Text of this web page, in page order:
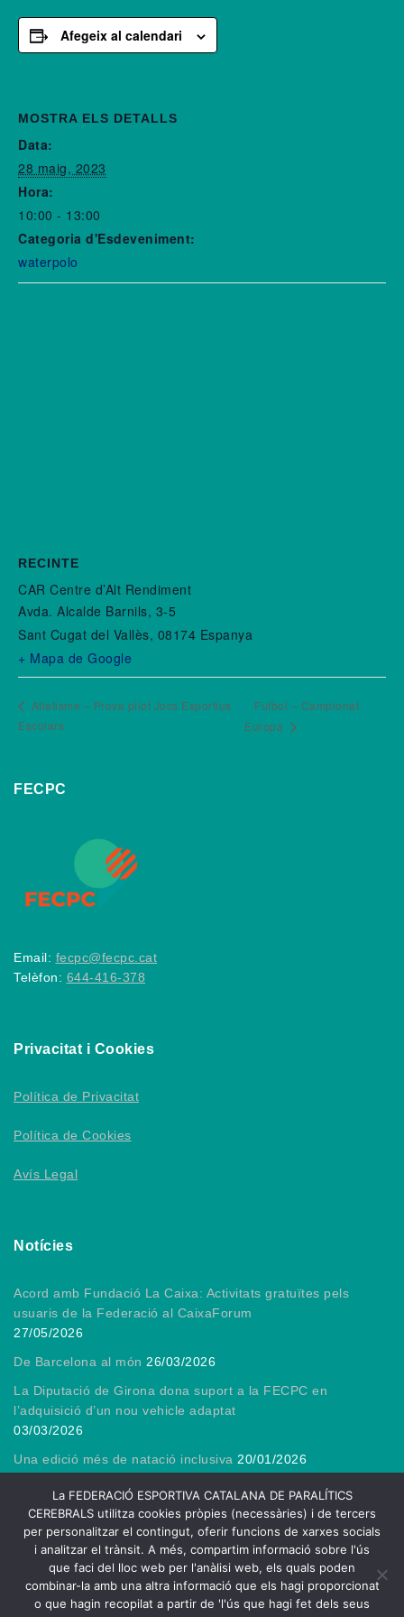
Afegeix al calendari
MOSTRA ELS DETALLS
Data:
28 maig, 2023
Hora:
10:00 - 13:00
Categoria d'Esdeveniment:
waterpolo
RECINTE
CAR Centre d’Alt Rendiment
Avda. Alcalde Barnils, 3-5
Sant Cugat del Vallès, 08174 Espanya
+ Mapa de Google
Atletisme – Prova pilot Jocs Esportius
Escolars
Futbol – Campionat
Europa
FECPC
Email: fecpc@fecpc.cat
Telèfon: 644-416-378
Privacitat i Cookies
Política de Privacitat
Política de Cookies
Avís Legal
Notícies
Acord amb Fundació La Caixa: Activitats gratuïtes pels
usuaris de la Federació al CaixaForum
27/05/2026
De Barcelona al món 26/03/2026
La Diputació de Girona dona suport a la FECPC en
l’adquisició d’un nou vehicle adaptat
03/03/2026
Una edició més de natació inclusiva 20/01/2026
Gràcies, President! 13/01/2026
2026
FECPC – Federació Esportiva Catalana de Persones amb Lesió
La FEDERACIÓ ESPORTIVA CATALANA DE PARALÍTICS
CEREBRALS utilitza cookies pròpies (necessàries) i de tercers
per personalitzar el contingut, oferir funcions de xarxes socials
i analitzar el trànsit. A més, compartim informació sobre l'ús
que faci del lloc web per l'anàlisi web, els quals poden
combinar-la amb una altra informació que els hagi proporcionat
o que hagin recopilat a partir de 'l'ús que hagi fet dels seus